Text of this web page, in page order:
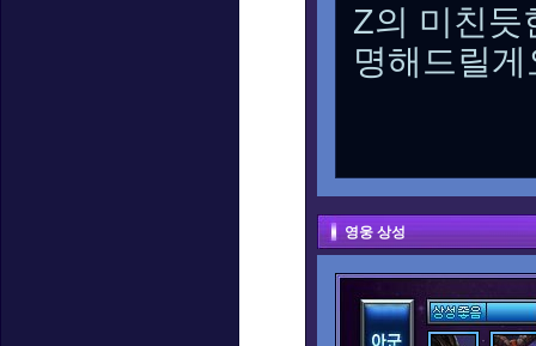
Z의 미친듯
명해드릴게
영웅 상성